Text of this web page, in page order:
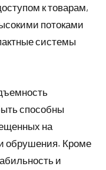
к товарам,
потоками
системы
способны
на
обрушения. Кроме
и